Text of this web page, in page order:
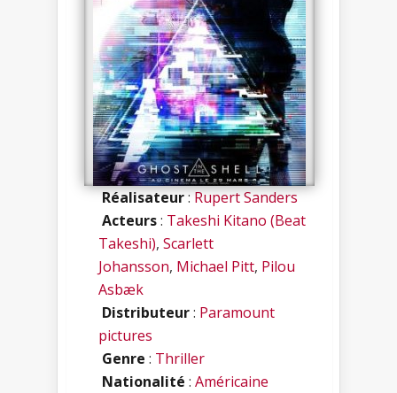
Réalisateur:Rupert Sanders
Acteurs: Takeshi Kitano (Beat
Takeshi), Scarlett
Johansson, Michael Pitt, Pilou
Asbæk
Distributeur: Paramount
pictures
Genre : Thriller
Nationalité : Américaine